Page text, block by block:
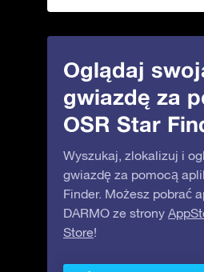
Oglądaj
gwiazdę za
OSR Star
Wyszukaj, zlokalizuj i
gwiazdę za pomocą
Finder. Możesz pobrać
DARMO ze strony
Store!